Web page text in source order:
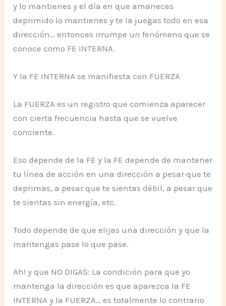
y lo mantienes y el día en que amaneces
deprimido lo mantienes y te la juegas todo en esa
dirección… entonces irrumpe un fenómeno que se
conoce como FE INTERNA.
Y la FE INTERNA se manifiesta con FUERZA
La FUERZA es un registro que comienza aparecer
con cierta frecuencia hasta que se vuelve
conciente.
Eso depende de la FE y la FE depende de mantener
tu línea de acción en una dirección a pesar que te
deprimas, a pesar que te sientas débil, a pesar que
te sientas sin energía, etc.
Todo depende de que elijas una dirección y que la
mantengas pase lo que pase.
Ah! y que NO DIGAS: La condición para que yo
mantenga la dirección es que aparezca la FE
INTERNA y la FUERZA… es totalmente lo contrario